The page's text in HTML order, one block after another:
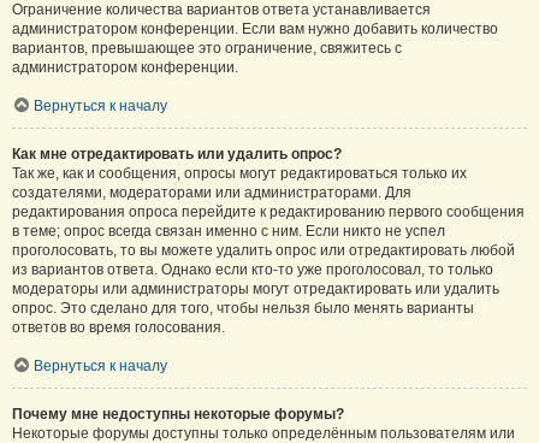
Ограничение количества вариантов ответа устанавливается
администратором конференции. Если вам нужно добавить количество
вариантов, превышающее это ограничение, свяжитесь с
администратором конференции.
Вернуться к началу
Как мне отредактировать или удалить опрос?
Так же, как и сообщения, опросы могут редактироваться только их
создателями, модераторами или администраторами. Для
редактирования опроса перейдите к редактированию первого сообщения
в теме; опрос всегда связан именно с ним. Если никто не успел
проголосовать, то вы можете удалить опрос или отредактировать любой
из вариантов ответа. Однако если кто-то уже проголосовал, то только
модераторы или администраторы могут отредактировать или удалить
опрос. Это сделано для того, чтобы нельзя было менять варианты
ответов во время голосования.
Вернуться к началу
Почему мне недоступны некоторые форумы?
Некоторые форумы доступны только определённым пользователям или